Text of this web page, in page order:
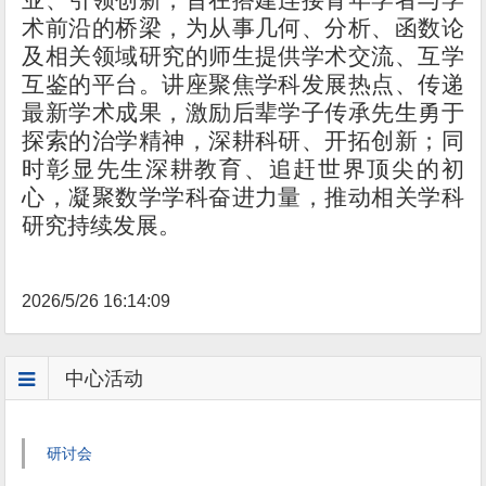
术前沿的桥梁，为从事几何、分析、函数论
及相关领域研究的师生提供学术交流、互学
互鉴的平台。讲座聚焦学科发展热点、传递
最新学术成果，激励后辈学子传承先生勇于
探索的治学精神，深耕科研、开拓创新；同
时彰显先生深耕教育、追赶世界顶尖的初
心，凝聚数学学科奋进力量，推动相关学科
研究持续发展。
2026/5/26 16:14:09
中心活动
研讨会